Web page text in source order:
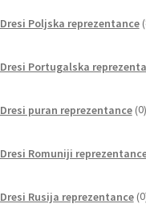
Dresi Poljska reprezentance
Dresi Portugalska
Dresi puran reprezentance 0
Dresi Romuniji
Dresi Rusija reprezentance 0